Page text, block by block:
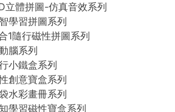
立體拼圖-仿真音效系列
學習拼圖系列
1隨行磁性拼圖系列
腦系列
小鐵盒系列
創意寶盒系列
水彩畫冊系列
學習磁性寶盒系列